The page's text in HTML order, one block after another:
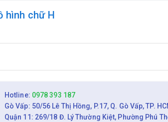
hình chữ H
Hotline: 0978 393 187
Gò Vấp: 50/56 Lê Thị Hồng, P.17, Q. Gò Vấp, TP.
Quận 11: 269/18 Đ. Lý Thường Kiệt, Phường Phú